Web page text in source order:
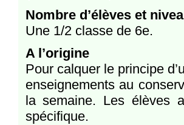
Nombre d’élèves et
Une 1/2 classe de 6e.
A l’origine
Pour calquer le principe
enseignements au
la semaine. Les élèves
spécifique.